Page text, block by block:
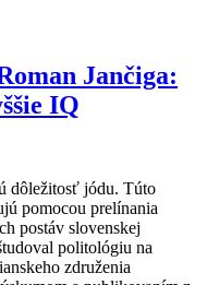
Jančiga:
IQ
dôležitosť jódu. Túto
pomocou prelínania
postáv slovenskej
politológiu na
združenia